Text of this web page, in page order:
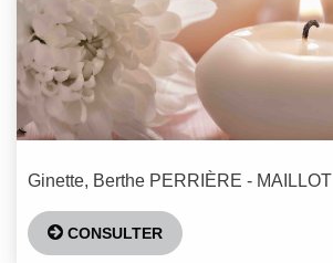
Ginette, Berthe PERRIÈRE - MAILLOT
CONSULTER